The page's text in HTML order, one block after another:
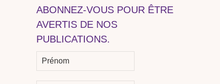
ABONNEZ-VOUS POUR ÊTRE
AVERTIS DE NOS
PUBLICATIONS.